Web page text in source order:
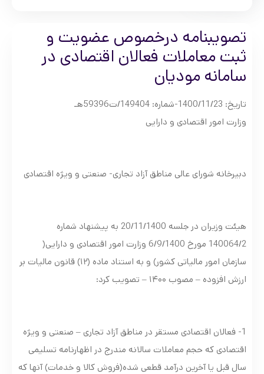
تصویبنامه درخصوص عضویت و
ثبت معاملات فعالان اقتصادی در
سامانه مودیان
تاریخ: 1400/11/23-شماره: 149404/ت59396هـ
وزارت امور اقتصادی و دارایی
دبیرخانه شورای عالی مناطق آزاد تجاری- صنعتی و ویژه اقتصادی
هیئت وزیران در جلسه 20/11/1400 به پیشنهاد شماره
140064/2 مورخ 6/9/1400 وزارت امور اقتصادی و دارایی(
سازمان امور مالیاتی کشور) و به استناد ماده (۱۲) قانون مالیات بر
ارزش افزوده – مصوب ۱۴۰۰ – تصویب کرد:
1- فعالان اقتصادی مستقر در مناطق آزاد تجاری – صنعتی و ویژه
اقتصادی که حجم معاملات سالانه مندرج در اظهارنامه تسلیمی
سال قبل يا آخرین درآمد قطعی شده(فروش کالا و خدمات) آنها که